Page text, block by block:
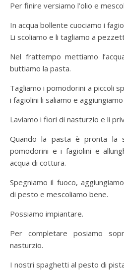
Per finire versiamo l’olio e
In acqua bollente cuociamo i
Li scoliamo e li tagliamo a
Nel frattempo mettiamo
buttiamo la pasta.
Tagliamo i pomodorini a piccoli
i fagiolini li saliamo e aggiungiamo
Laviamo i fiori di nasturzio e li
Quando la pasta è pronta la
pomodorini e i fagiolini e
acqua di cottura.
Spegniamo il fuoco,
di pesto e mescoliamo bene.
Possiamo impiantare.
Per completare posiamo
nasturzio.
I nostri spaghetti al pesto di